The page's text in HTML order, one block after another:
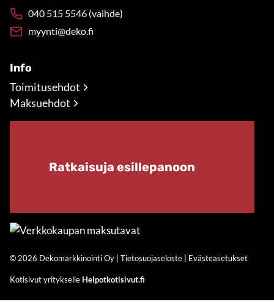
040 515 5546 (vaihde)
myynti@deko.fi
Info
Toimitusehdot
Maksuehdot
Ratkaisuja esillepanoon
© 2026 Dekomarkkinointi Oy | Tietosuojaseloste Evästeasetukset
Kotisivut yritykselle Helpotkotisivut.fi